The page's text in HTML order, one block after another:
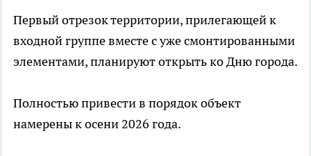
Первый отрезок территории, прилегающей к
входной группе вместе с уже смонтированными
элементами, планируют открыть ко Дню города.
Полностью привести в порядок объект
намерены к осени 2026 года.